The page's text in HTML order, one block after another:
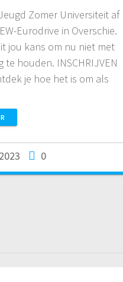
Zomer Universiteit af
Eurodrive in Overschie.
jou kans om nu niet met
houden. INSCHRIJVEN
je hoe het is om als
0